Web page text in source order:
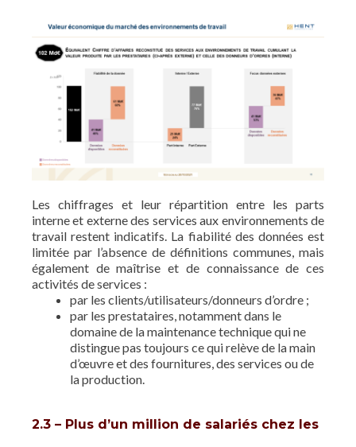
Les chiffrages et leur répartition entre les parts
interne et externe des services aux environnements de
travail restent indicatifs. La fiabilité des données est
limitée par l’absence de définitions communes, mais
également de maîtrise et de connaissance de ces
activités de services :
par les clients/utilisateurs/donneurs d’ordre ;
par les prestataires, notamment dans le
domaine de la maintenance technique qui ne
distingue pas toujours ce qui relève de la main
d’œuvre et des fournitures, des services ou de
la production.
2.3 – Plus d’un million de salariés chez les